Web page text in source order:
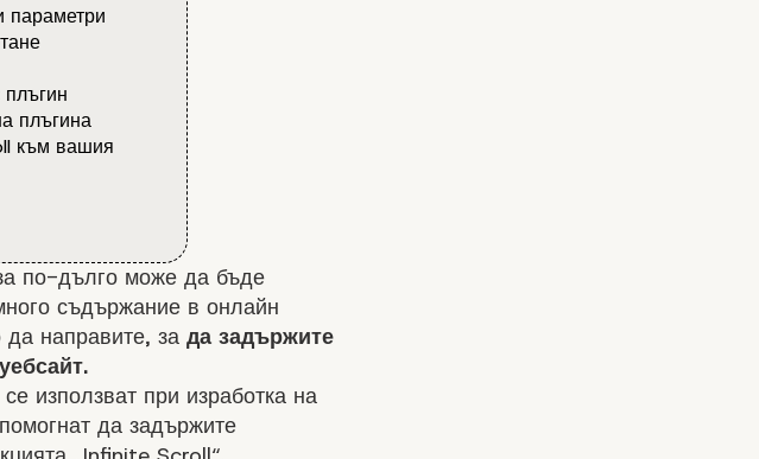
параметри
плъгина
към вашия
по-дълго може да бъде
съдържание в онлайн
да направите, за да задържите
използват при изработка на
да задържите